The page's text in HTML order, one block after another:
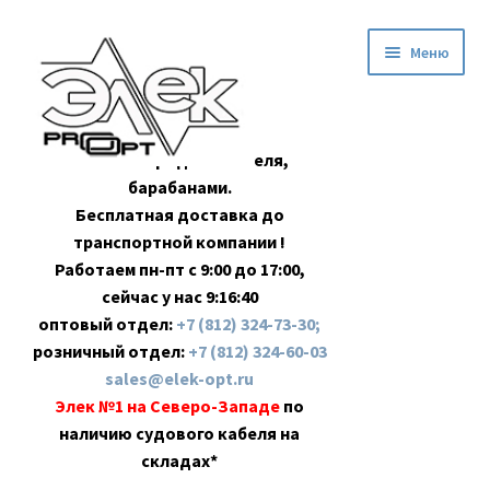
навигации
содержимому
Оптовая продажа кабеля,
барабанами.
Бесплатная доставка до
транспортной компании !
Работаем пн-пт с 9:00 до 17:00,
сейчас у нас 9:16:40
оптовый отдел: +7 (812) 324-73-30;
розничный отдел: +7 (812) 324-60-03
sales@elek-opt.ru
Элек №1 на Северо-Западе по
наличию судового кабеля на
складах*
Меню